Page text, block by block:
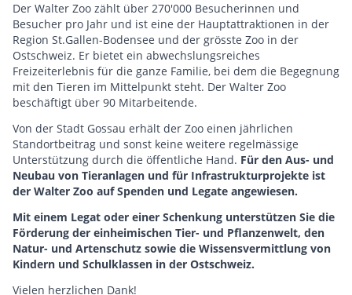
Der Walter Zoo zählt über 270'000 Besucherinnen und
Besucher pro Jahr und ist eine der Hauptattraktionen in der
Region St.Gallen-Bodensee und der grösste Zoo in der
Ostschweiz. Er bietet ein abwechslungsreiches
Freizeiterlebnis für die ganze Familie, bei dem die Begegnung
mit den Tieren im Mittelpunkt steht. Der Walter Zoo
beschäftigt über 90 Mitarbeitende.
Von der Stadt Gossau erhält der Zoo einen jährlichen
Standortbeitrag und sonst keine weitere regelmässige
Unterstützung durch die öffentliche Hand. Für den Aus- und
Neubau von Tieranlagen und für Infrastrukturprojekte ist
der Walter Zoo auf Spenden und Legate angewiesen.
Mit einem Legat oder einer Schenkung unterstützen Sie die
Förderung der einheimischen Tier- und Pflanzenwelt, den
Natur- und Artenschutz sowie die Wissensvermittlung von
Kindern und Schulklassen in der Ostschweiz.
Vielen herzlichen Dank!